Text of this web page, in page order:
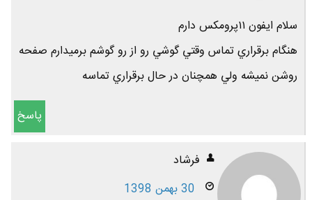
سلام ايفون ١١پرومكس دارم
هنگام برقراري تماس وقتي گوشي رو از رو گوشم برميدارم صفحه
روشن نميشه ولي همچنان در حال برقراري تماسه
پاسخ
فرشاد
30 بهمن 1398